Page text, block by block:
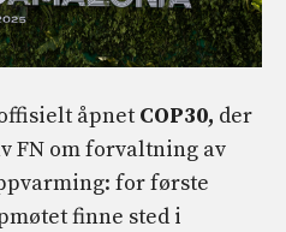
åpnet COP30, der
FN om forvaltning av
for første
finne sted i